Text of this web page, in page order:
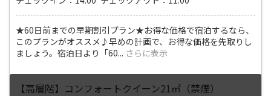
★60日前までの早期割引プラン★お得な価格で宿泊するなら、
このプランがオススメ♪早めの計画で、お得な価格を先取りし
ましょう。宿泊日より「60... さらに表示
【高層階】コンフォートクイーン21㎡（禁煙）